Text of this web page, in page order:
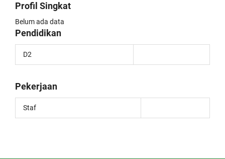
Profil Singkat
Belum ada data
Pendidikan
D2
Pekerjaan
Staf